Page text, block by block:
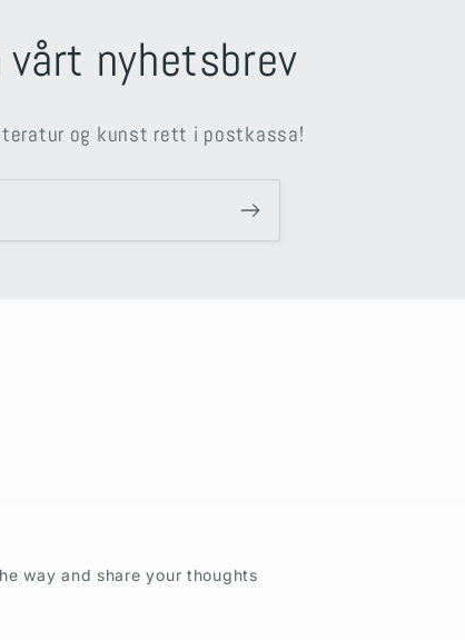
vårt nyhetsbrev
og kunst rett i postkassa!
way and share your thoughts